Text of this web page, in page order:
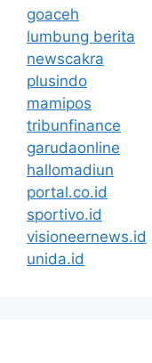
goaceh
lumbung berita
newscakra
plusindo
mamipos
tribunfinance
garudaonline
hallomadiun
portal.co.id
sportivo.id
visioneernews.id
unida.id